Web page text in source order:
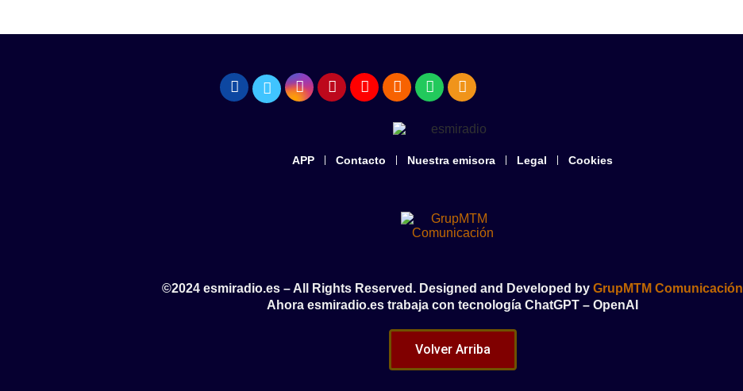
APP Contacto Nuestra emisora Legal Cookies
©2024 esmiradio.es – All Rights Reserved. Designed and Developed by GrupMTM Comunicación
Ahora esmiradio.es trabaja con tecnología ChatGPT – OpenAI
Volver Arriba